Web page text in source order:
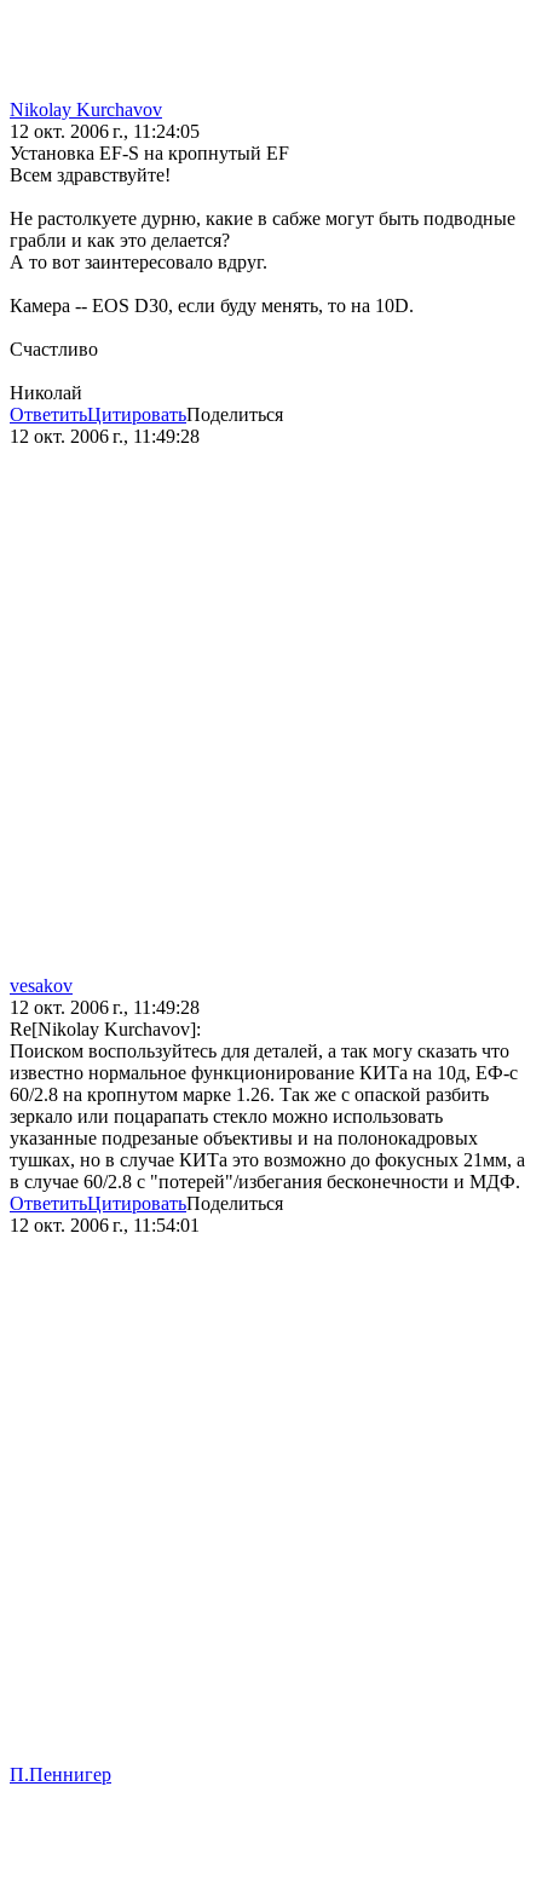
Nikolay Kurchavov
12 окт. 2006 г., 11:24:05
Установка EF-S на кропнутый EF
Всем здравствуйте!
Не растолкуете дурню, какие в сабже могут быть подводные
грабли и как это делается?
А то вот заинтересовало вдруг.
Камера -- EOS D30, если буду менять, то на 10D.
Счастливо
Николай
ОтветитьЦитироватьПоделиться
12 окт. 2006 г., 11:49:28
vesakov
12 окт. 2006 г., 11:49:28
Re[Nikolay Kurchavov]:
Поиском воспользуйтесь для деталей, а так могу сказать что
известно нормальное функционирование КИТа на 10д, ЕФ-с
60/2.8 на кропнутом марке 1.26. Так же с опаской разбить
зеркало или поцарапать стекло можно использовать
указанные подрезаные объективы и на полонокадровых
тушках, но в случае КИТа это возможно до фокусных 21мм, а
в случае 60/2.8 с "потерей"/избегания бесконечности и МДФ.
ОтветитьЦитироватьПоделиться
12 окт. 2006 г., 11:54:01
П.Пеннигер